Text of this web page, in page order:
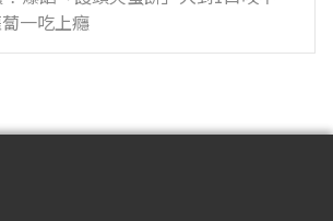
一吃上癮